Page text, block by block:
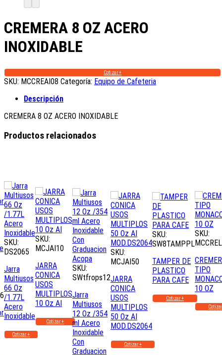
CREMERA 8 OZ ACERO
INOXIDABLE
Cotizar +
SKU: MCCREAI08 Categoría: Equipo de Cafeteria
Descripción
CREMERA 8 OZ ACERO INOXIDABLE
Productos relacionados
SKU:
DS2065
Jarra
Multiusos
66 Oz
/1.77L
Acero
Inoxidable
Cotizar +
SKU:
MCJAI10
JARRA
CONICA
USOS
MULTIPLOS
10 Oz AI
Cotizar +
SKU:
SWtfrops12
Jarra
Multiusos
12 Oz /354
ml Acero
Inoxidable
Con
Graduacion
SKU:
MCJAI50
JARRA
CONICA
USOS
MULTIPLOS
50 Oz AI
MOD.DS2064
Cotizar +
SKU:
SW8TAMPPL
TAMPER DE
PLASTICO
PARA CAFE
Cotizar +
SKU:
TIPO
10 OZ